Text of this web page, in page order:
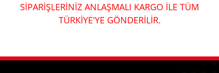
SİPARİŞLERİNİZ ANLAŞMALI KARGO İLE TÜM
TÜRKİYE'YE GÖNDERİLİR.